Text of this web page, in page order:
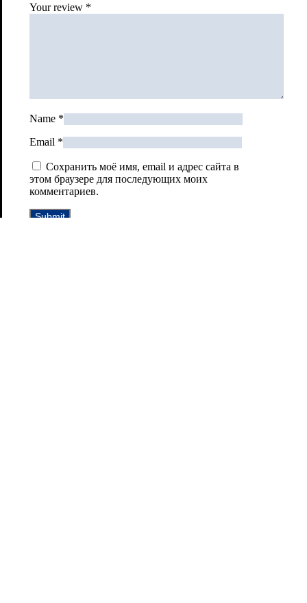
Your review *
Name *
Email *
Сохранить моё имя, email и адрес сайта в
этом браузере для последующих моих
комментариев.